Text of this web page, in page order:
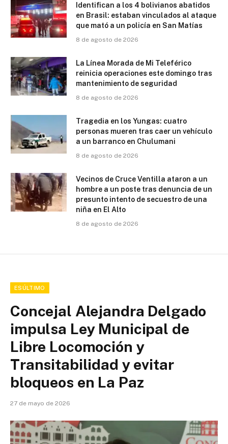
Identifican a los 4 bolivianos abatidos
en Brasil: estaban vinculados al ataque
que mató a un policía en San Matías
8 de agosto de 2026
La Línea Morada de Mi Teleférico
reinicia operaciones este domingo tras
mantenimiento de seguridad
8 de agosto de 2026
Tragedia en los Yungas: cuatro
personas mueren tras caer un vehículo
a un barranco en Chulumani
8 de agosto de 2026
Vecinos de Cruce Ventilla ataron a un
hombre a un poste tras denuncia de un
presunto intento de secuestro de una
niña en El Alto
8 de agosto de 2026
ESÚLTIMO
Concejal Alejandra Delgado
impulsa Ley Municipal de
Libre Locomoción y
Transitabilidad y evitar
bloqueos en La Paz
27 de mayo de 2026